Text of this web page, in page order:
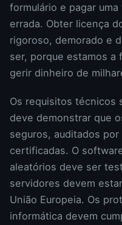
formulário e pagar
errada. Obter licença
rigoroso, demorado e
ser, porque estamos a
gerir dinheiro de
Os requisitos técnicos
deve demonstrar que
seguros, auditados
certificadas. O
aleatórios deve ser
servidores devem
União Europeia. Os
informática devem